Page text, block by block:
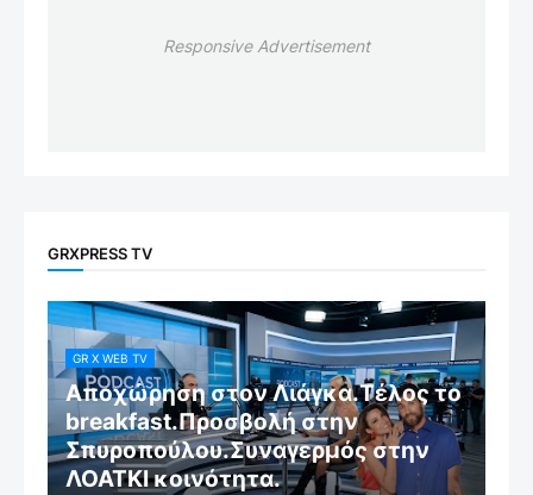
Responsive Advertisement
GRXPRESS TV
GR X WEB TV
Αποχώρηση στον Λιάγκα.Τέλος το
breakfast.Προσβολή στην
Σπυροπούλου.Συναγερμός στην
ΛΟΑΤΚΙ κοινότητα.